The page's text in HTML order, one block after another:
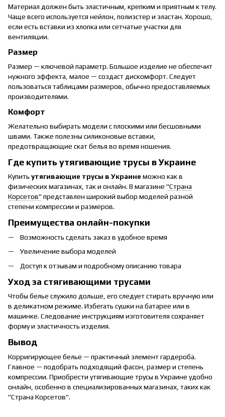
Материал должен быть эластичным, крепким и приятным к телу.
Чаще всего используется нейлон, полиэстер и эластан. Хорошо,
если есть вставки из хлопка или сетчатые участки для
вентиляции.
Размер
Размер — ключевой параметр. Большое изделие не обеспечит
нужного эффекта, малое — создаст дискомфорт. Следует
пользоваться таблицами размеров, обычно предоставляемых
производителями.
Комфорт
Желательно выбирать модели с плоскими или бесшовными
швами. Также полезны силиконовые вставки,
предотвращающие скат белья во время ношения.
Где купить утягивающие трусы в Украине
Купить утягивающие трусы в Украине можно как в
физических магазинах, так и онлайн. В магазине "Страна
Корсетов" представлен широкий выбор моделей разной
степени компрессии и размеров.
Преимущества онлайн-покупки
Возможность сделать заказ в удобное время
Увеличение выбора моделей
Доступ к отзывам и подробному описанию товара
Уход за стягивающими трусами
Чтобы белье служило дольше, его следует стирать вручную или
в деликатном режиме. Избегать сушки на батарее или в
машинке. Следование инструкциям изготовителя сохраняет
форму и эластичность изделия.
Вывод
Корригирующее белье — практичный элемент гардероба.
Главное — подобрать подходящий фасон, размер и степень
компрессии. Приобрести утягивающие трусы в Украине удобно
онлайн, особенно в специализированных магазинах, таких как
"Страна Корсетов".